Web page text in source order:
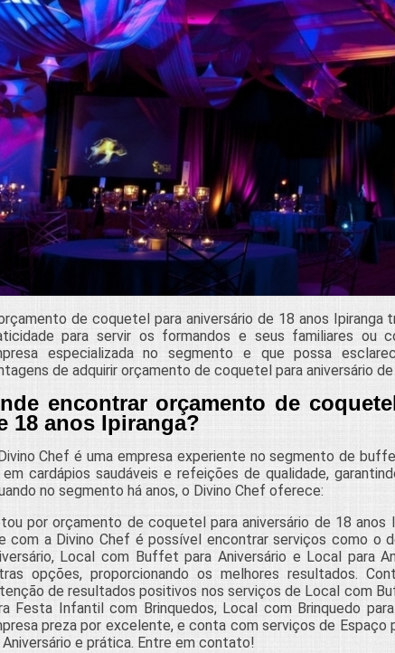
de coquetel para aniversário de 18 anos Ipiranga
para servir os formandos e seus familiares ou
especializada no segmento e que possa
de adquirir orçamento de coquetel para aniversário de
encontrar orçamento de
18 anos Ipiranga?
Chef é uma empresa experiente no segmento de
cardápios saudáveis e refeições de qualidade,
no segmento há anos, o Divino Chef oferece:
por orçamento de coquetel para aniversário de 18 anos
com a Divino Chef é possível encontrar serviços como o
Local com Buffet para Aniversário e Local para
opções, proporcionando os melhores resultados.
de resultados positivos nos serviços de Local com
Festa Infantil com Brinquedos, Local com Brinquedo
preza por excelente, e conta com serviços de Espaço
e prática. Entre em contato!